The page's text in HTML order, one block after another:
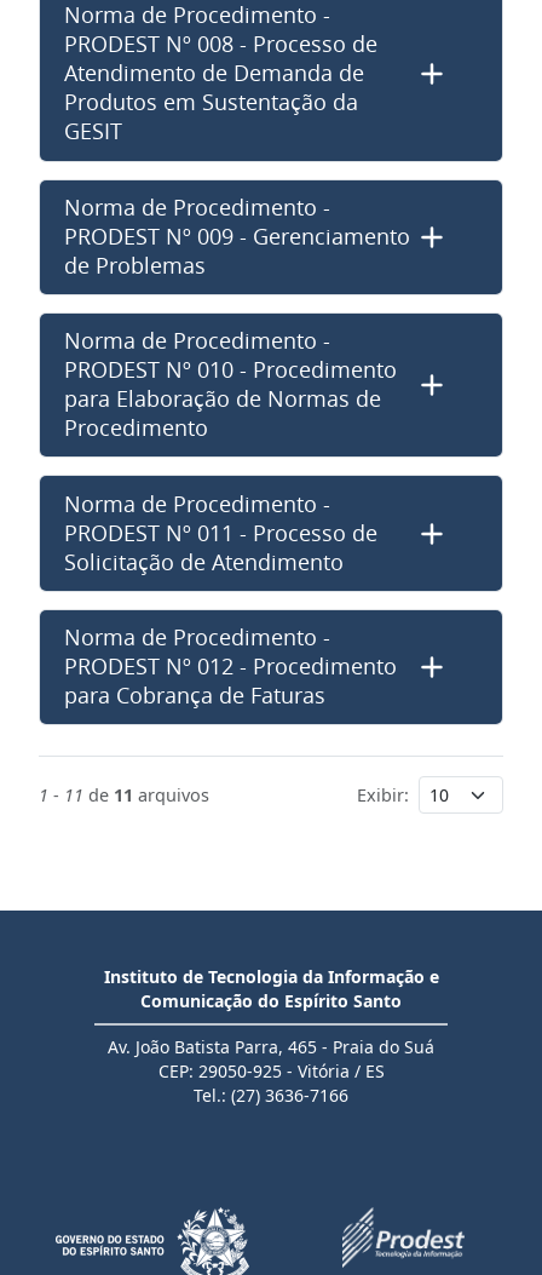
Norma de Procedimento -
PRODEST Nº 008 - Processo de
Atendimento de Demanda de
Produtos em Sustentação da
GESIT
Norma de Procedimento -
PRODEST Nº 009 - Gerenciamento
de Problemas
Norma de Procedimento -
PRODEST Nº 010 - Procedimento
para Elaboração de Normas de
Procedimento
Norma de Procedimento -
PRODEST Nº 011 - Processo de
Solicitação de Atendimento
Norma de Procedimento -
PRODEST Nº 012 - Procedimento
para Cobrança de Faturas
1 - 11 de 11 arquivos Exibir:
Instituto de Tecnologia da Informação e
Comunicação do Espírito Santo
Av. João Batista Parra, 465 - Praia do Suá
CEP: 29050-925 - Vitória / ES
Tel.: (27) 3636-7166